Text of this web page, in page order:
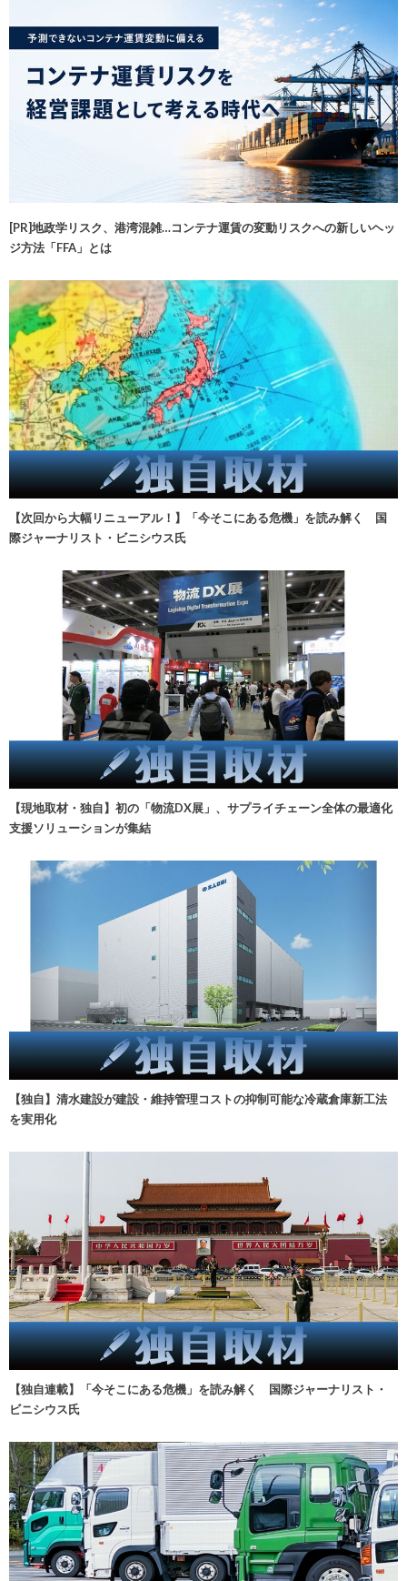
[PR]地政学リスク、港湾混雑…コンテナ運賃の変動リスクへの新しいヘッ
ジ方法「FFA」とは
【次回から大幅リニューアル！】「今そこにある危機」を読み解く 国
際ジャーナリスト・ビニシウス氏
【現地取材・独自】初の「物流DX展」、サプライチェーン全体の最適化
支援ソリューションが集結
【独自】清水建設が建設・維持管理コストの抑制可能な冷蔵倉庫新工法
を実用化
【独自連載】「今そこにある危機」を読み解く 国際ジャーナリスト・
ビニシウス氏